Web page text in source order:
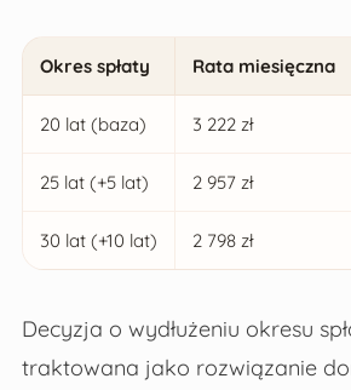
Okres spłaty Rata miesięczna
20 lat (baza) 3 222 zł
25 lat (+5 lat) 2 957 zł
30 lat (+10 lat) 2 798 zł
Decyzja o wydłużeniu okresu
traktowana jako rozwiązanie